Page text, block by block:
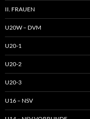
II. FRAUEN
U20W – DVM
U20-1
U20-2
U20-3
U16 – NSV